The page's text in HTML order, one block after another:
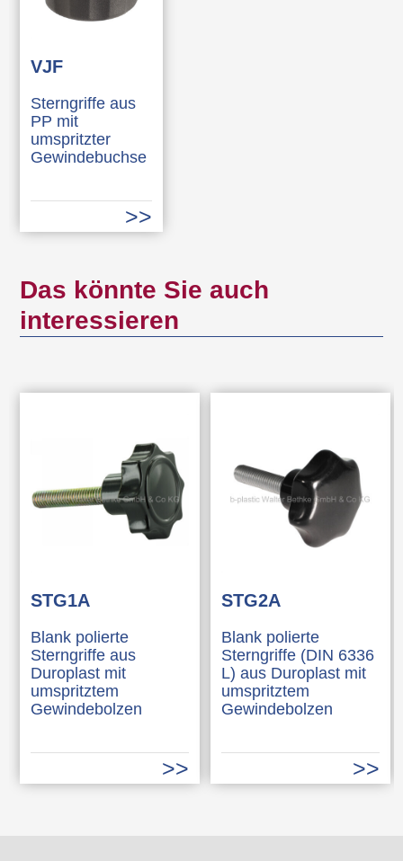
VJF
Sterngriffe aus
PP mit
umspritzter
Gewindebuchse
Das könnte Sie auch
interessieren
STG1A
Blank polierte
Sterngriffe aus
Duroplast mit
umspritztem
Gewindebolzen
STG2A
Blank polierte
Sterngriffe (DIN 6336
L) aus Duroplast mit
umspritztem
Gewindebolzen